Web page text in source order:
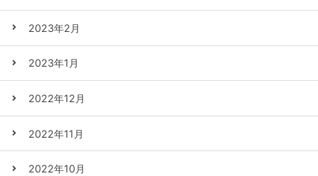
2023年2月
2023年1月
2022年12月
2022年11月
2022年10月